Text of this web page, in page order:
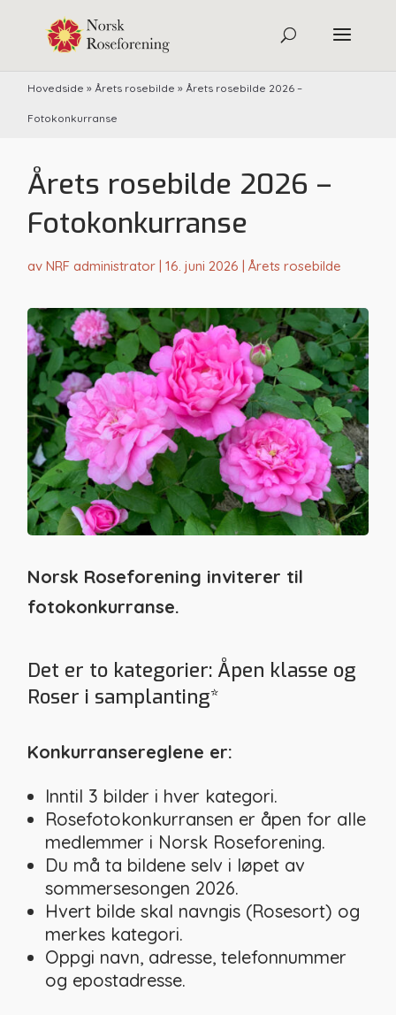
Hovedside »Årets rosebilde »Årets rosebilde 2026 –
Fotokonkurranse
Årets rosebilde 2026 –
Fotokonkurranse
avNRF administrator |16. juni 2026 |Årets rosebilde
Norsk Roseforening inviterer til
fotokonkurranse.
Det er to kategorier: Åpen klasse og
Roser i samplanting*
Konkurransereglene er:
Inntil 3 bilder i hver kategori.
Rosefotokonkurransen er åpen for alle
medlemmer i Norsk Roseforening.
Du må ta bildene selv i løpet av
sommersesongen 2026.
Hvert bilde skal navngis (Rosesort) og
merkes kategori.
Oppgi navn, adresse, telefonnummer
og epostadresse.